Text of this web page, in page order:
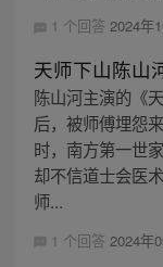
1 个回答 2024年
天师下山陈山
陈山河主演的《
后，被师傅埋怨
时，南方第一世
却不信道士会医
师...
1 个回答 2024年